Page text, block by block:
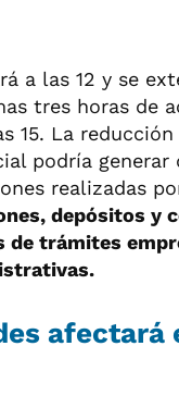
a las 12 y se
tres horas de
15. La
podría generar
realizadas
depósitos y
de trámites
afectará